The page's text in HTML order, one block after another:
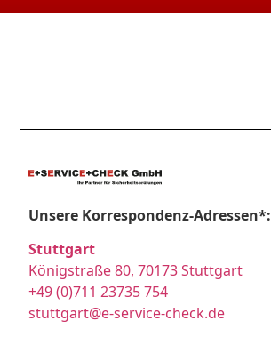
Unsere Korrespondenz-Adressen*:
Stuttgart
Königstraße 80, 70173 Stuttgart
+49 (0)711 23735 754
stuttgart@e-service-check.de